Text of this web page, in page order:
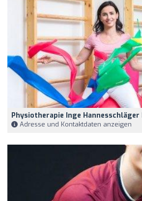
Physiotherapie Inge
Adresse und Kontaktdaten anzeigen